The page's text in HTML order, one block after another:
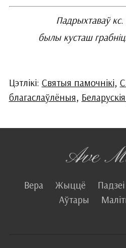
Падрыхтаваў кс.
былы кусташ
Цэтлікі: Святыя памочнікі,
благаслаўлёныя,
Вера Жыццё Падзеі
Аўтары